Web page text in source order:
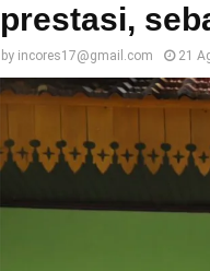
prestasi,
by incores17@gmail.com 21